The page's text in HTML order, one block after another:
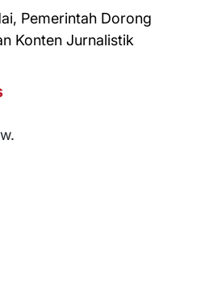
Pemerintah Dorong
Konten Jurnalistik